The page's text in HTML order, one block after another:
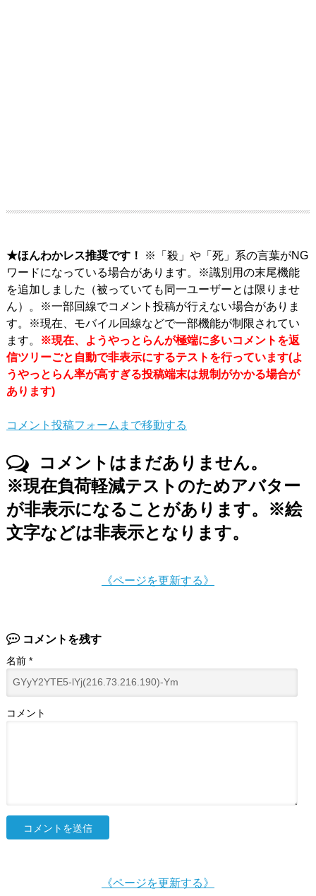
★ほんわかレス推奨です！
※「殺」や「死」系の言葉がNG
ワードになっている場合があります。※識別用の末尾機能
を追加しました（被っていても同一ユーザーとは限りませ
ん）。※一部回線でコメント投稿が行えない場合がありま
す。※現在、モバイル回線などで一部機能が制限されてい
ます。
※現在、ようやっとらんが極端に多いコメントを返
信ツリーごと自動で非表示にするテストを行っています(よ
うやっとらん率が高すぎる投稿端末は規制がかかる場合が
あります)
コメント投稿フォームまで移動する
コメントはまだありません。
※現在負荷軽減テストのためアバター
が非表示になることがあります。※絵
文字などは非表示となります。
《ページを更新する》
コメントを残す
名前 *
コメント
《ページを更新する》